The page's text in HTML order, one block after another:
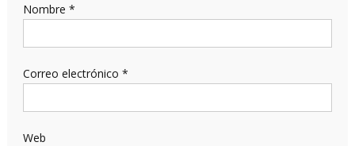
Nombre *
Correo electrónico *
Web